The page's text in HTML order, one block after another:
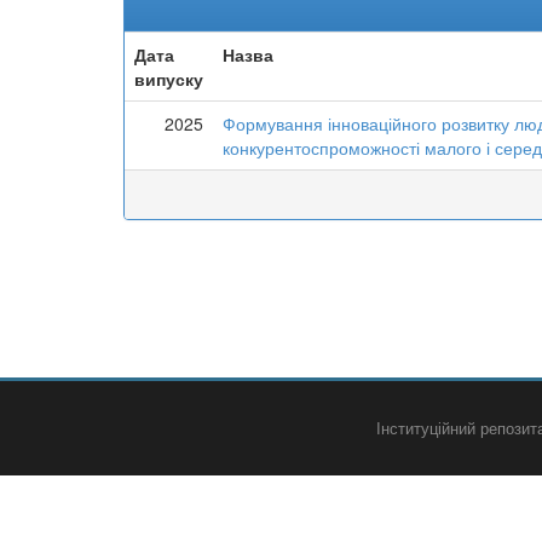
Дата
випуску
Назва
2025
Формування інноваційного розвитку
конкурентоспроможності малого і
Інституційний